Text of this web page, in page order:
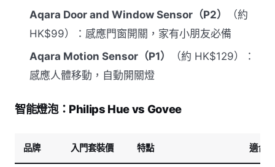
Aqara Door and Window Sensor（P2）
（約
HK$99）：感應門窗開關，家有小朋友必備
Aqara Motion Sensor（P1）
（約 HK$129）：
感應人體移動，自動開關燈
智能燈泡：Philips Hue vs Govee
品牌 入門套裝價 特點 適合